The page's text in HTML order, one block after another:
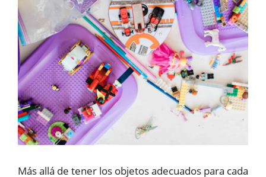
Más allá de tener los objetos adecuados para cada